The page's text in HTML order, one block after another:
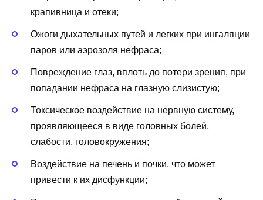
крапивница и отеки;
Ожоги дыхательных путей и легких при ингаляции
паров или аэрозоля нефраса;
Повреждение глаз, вплоть до потери зрения, при
попадании нефраса на глазную слизистую;
Токсическое воздействие на нервную систему,
проявляющееся в виде головных болей,
слабости, головокружения;
Воздействие на печень и почки, что может
привести к их дисфункции;